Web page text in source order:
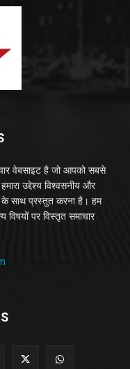
वेबसाइट है जो आपको सबसे
उद्देश्य विश्वसनीय और
के साथ प्रस्तुत करना है। हम
विषयों पर विस्तृत समाचार